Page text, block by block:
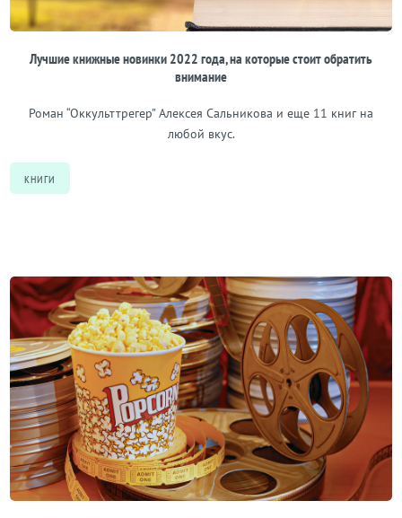
Лучшие книжные новинки 2022 года, на которые стоит обратить
внимание
Роман “Оккульттрегер” Алексея Сальникова и еще 11 книг на
любой вкус.
КНИГИ